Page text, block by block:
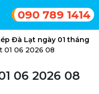
090 789 1414
Đà Lạt ngày 01 tháng
01 06 2026 08
06 2026 08